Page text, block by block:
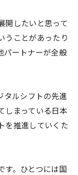
開したいと思って
うことがあったり
パートナーが全般
タルシフトの先進
しまっている日本
を推進していくた
す。ひとつには国